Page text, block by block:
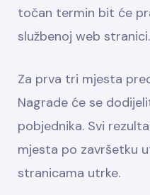
točan termin bit će
službenoj web stranici.
Za prva tri mjesta
Nagrade će se
pobjednika. Svi
mjesta po završetku
stranicama utrke.